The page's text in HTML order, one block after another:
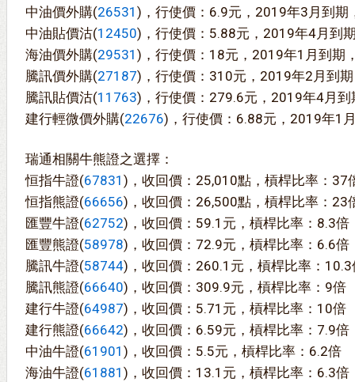
中油價外購(26531 )，行使價：6.9元，2019年3月到期
中油貼價沽(12450)，行使價：5.88元，2019年4月到
海油價外購(29531 )，行使價：18元，2019年1月到期
騰訊價外購(27187)，行使價：310元，2019年2月到
騰訊貼價沽(11763)，行使價：279.6元，2019年4月
建行輕微價外購(22676)，行使價：6.88元，2019年1
瑞通相關牛熊證之選擇：
恒指牛證(67831 )，收回價：25,010點，槓桿比率：37
恒指熊證(66656)，收回價：26,500點，槓桿比率：23
匯豐牛證(62752)，收回價：59.1元，槓桿比率：8.3倍
匯豐熊證(58978)，收回價：72.9元，槓桿比率：6.6倍
騰訊牛證(58744)，收回價：260.1元，槓桿比率：10.3
騰訊熊證(66640)，收回價：309.9元，槓桿比率：9倍
建行牛證(64987)，收回價：5.71元，槓桿比率：10倍
建行熊證(66642)，收回價：6.59元，槓桿比率：7.9倍
中油牛證(61901 )，收回價：5.5元，槓桿比率：6.2倍
海油牛證(61881 )，收回價：13.1元，槓桿比率：6.3倍